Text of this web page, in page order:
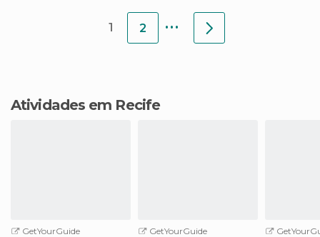
1 2 ...
Atividades em Recife
GetYourGuide
GetYourGuide